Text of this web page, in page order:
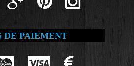
DE PAIEMENT